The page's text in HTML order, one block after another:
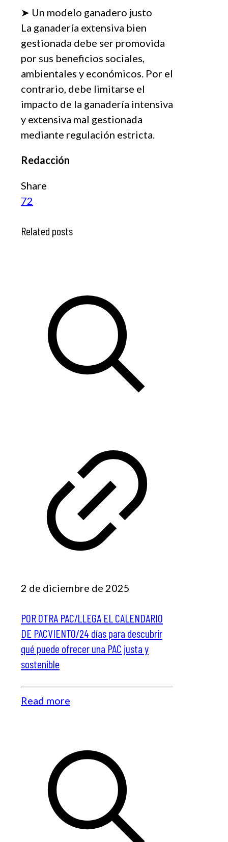
➤ Un modelo ganadero justo
La ganadería extensiva bien
gestionada debe ser promovida
por sus beneficios sociales,
ambientales y económicos. Por el
contrario, debe limitarse el
impacto de la ganadería intensiva
y extensiva mal gestionada
mediante regulación estricta.
Redacción
Share
72
Related posts
2 de diciembre de 2025
POR OTRA PAC/LLEGA EL CALENDARIO
DE PACVIENTO/24 días para descubrir
qué puede ofrecer una PAC justa y
sostenible
Read more